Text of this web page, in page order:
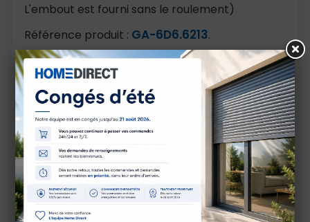
L'embout est fourni sans le roulement)
Référence produit : GA-6D6.6213.
Il convient pour une réparation, un
remplacement de pièce ou un montage neuf, à
condition de vérifier les dimensions, le diamètre,
le type de tube et la compatibilité avec
l’installation existante.
Avant commande, contrôlez les cotes, le sens
de montage, la matière et les références
compatibles. En cas de doute, comparez avec
la pièce d’origine ou contactez-nous avant
validation.